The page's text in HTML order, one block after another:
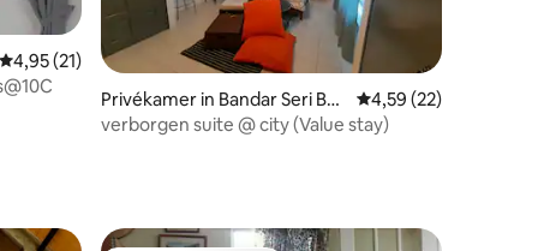
Gemiddelde beoordeling van 4,95 uit 5, 21 recensies
4,95 (21)
Privékamer in Bandar Seri Be
gawan
Gemiddelde
4,59 (22)
verborgen suite @ city (Value stay)